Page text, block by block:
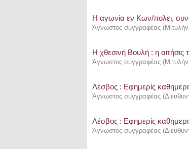
Η αγωνία εν Κων/πολει,
Άγνωστος συγγραφέας (
Η χθεσινή Βουλή : η
Άγνωστος συγγραφέας (
Λέσβος : Eφημερίς
Άγνωστος συγγραφέας (
Λέσβος : Eφημερίς
Άγνωστος συγγραφέας (